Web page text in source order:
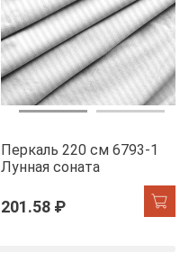
Перкаль 220 см 6793-1
Лунная соната
201.58 ₽